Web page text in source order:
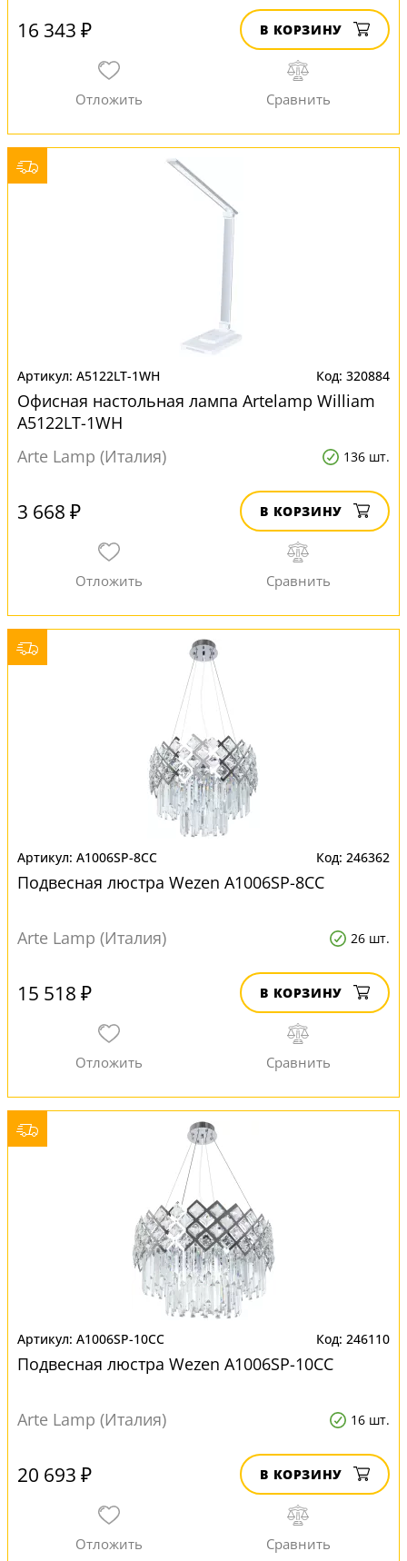
16 343 ₽ В КОРЗИНУ
A5122LT-1WH 320884
Офисная настольная лампа Artelamp William
A5122LT-1WH
Arte Lamp (Италия)
136 шт.
3 668 ₽ В КОРЗИНУ
A1006SP-8CC 246362
Подвесная люстра Wezen A1006SP-8CC
Arte Lamp (Италия) 26 шт.
15 518 ₽ В КОРЗИНУ
A1006SP-10CC 246110
Подвесная люстра Wezen A1006SP-10CC
Arte Lamp (Италия) 16 шт.
20 693 ₽ В КОРЗИНУ